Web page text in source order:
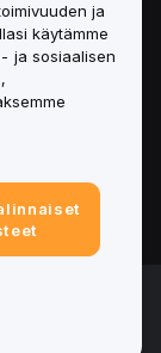
ja
käytämme
ja sosiaalisen